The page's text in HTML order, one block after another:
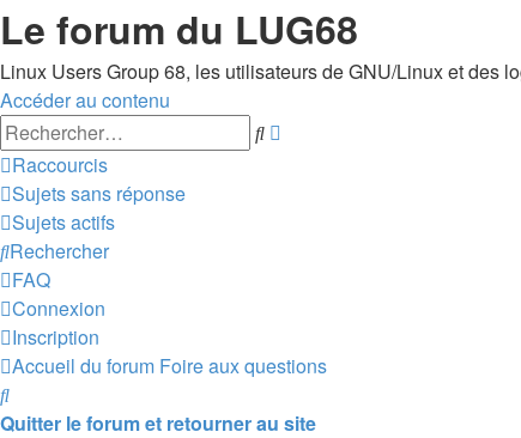
Le forum du LUG68
Linux Users Group 68, les utilisateurs de GNU/Linux et des
Accéder au contenu
Rechercher
Raccourcis
Sujets sans réponse
Sujets actifs
Rechercher
FAQ
Connexion
Inscription
Accueil du forum Foire aux questions
Rechercher
Quitter le forum et retourner au site